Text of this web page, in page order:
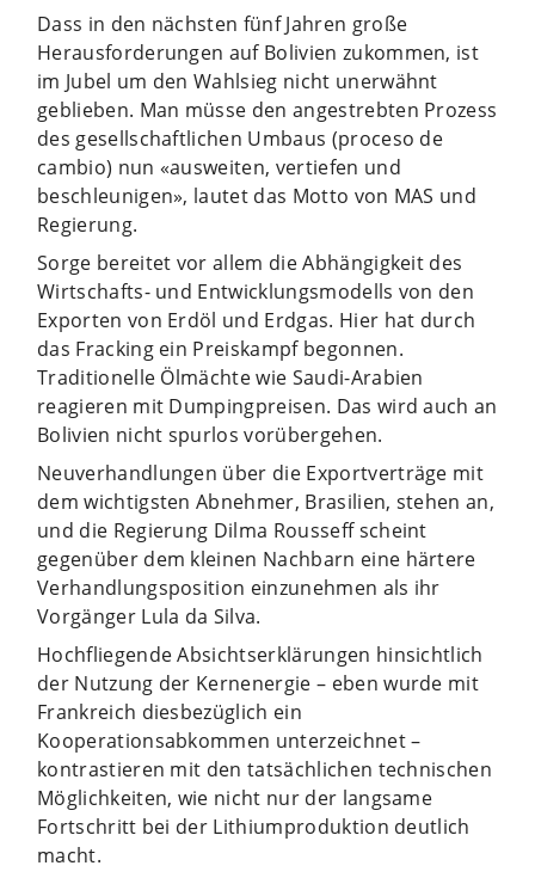
Dass in den nächsten fünf Jahren große
Herausforderungen auf Bolivien zukommen, ist
im Jubel um den Wahlsieg nicht unerwähnt
geblieben. Man müsse den angestrebten Prozess
des gesellschaftlichen Umbaus (proceso de
cambio) nun «ausweiten, vertiefen und
beschleunigen», lautet das Motto von MAS und
Regierung.
Sorge bereitet vor allem die Abhängigkeit des
Wirtschafts- und Entwicklungsmodells von den
Exporten von Erdöl und Erdgas. Hier hat durch
das Fracking ein Preiskampf begonnen.
Traditionelle Ölmächte wie Saudi-Arabien
reagieren mit Dumpingpreisen. Das wird auch an
Bolivien nicht spurlos vorübergehen.
Neuverhandlungen über die Exportverträge mit
dem wichtigsten Abnehmer, Brasilien, stehen an,
und die Regierung Dilma Rousseff scheint
gegenüber dem kleinen Nachbarn eine härtere
Verhandlungsposition einzunehmen als ihr
Vorgänger Lula da Silva.
Hochfliegende Absichtserklärungen hinsichtlich
der Nutzung der Kernenergie – eben wurde mit
Frankreich diesbezüglich ein
Kooperationsabkommen unterzeichnet –
kontrastieren mit den tatsächlichen technischen
Möglichkeiten, wie nicht nur der langsame
Fortschritt bei der Lithiumproduktion deutlich
macht.